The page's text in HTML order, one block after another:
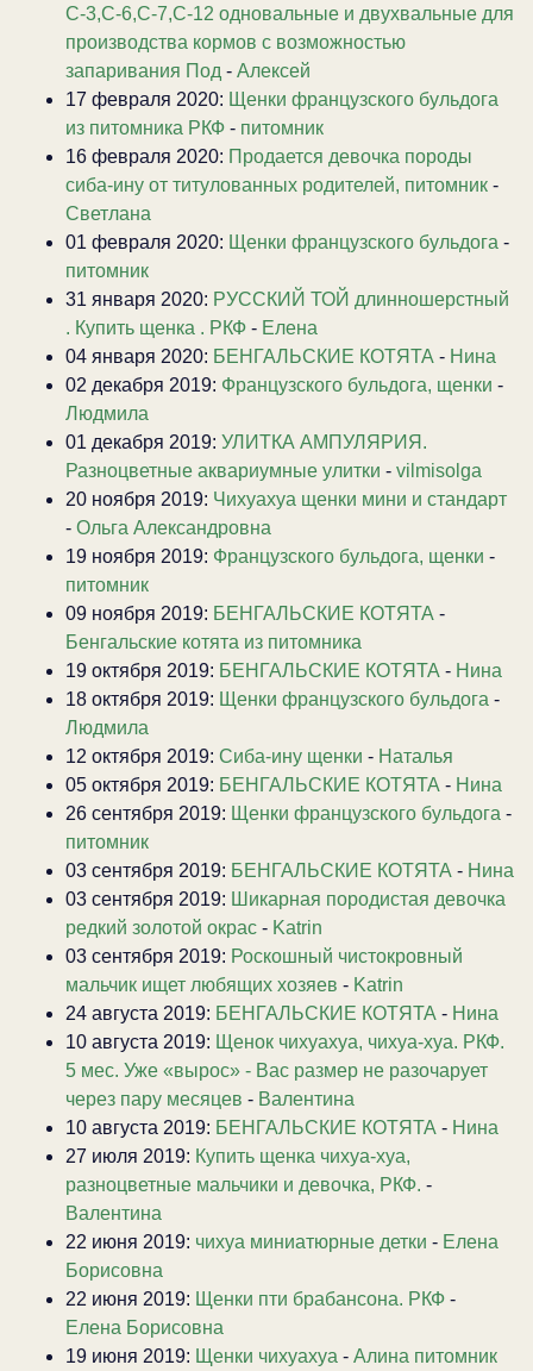
С-3,С-6,С-7,С-12 одновальные и двухвальные для
производства кормов с возможностью
запаривания Под - Алексей
17 февраля 2020: Щенки французского бульдога
из питомника РКФ - питомник
16 февраля 2020: Продается девочка породы
сиба-ину от титулованных родителей, питомник -
Светлана
01 февраля 2020: Щенки французского бульдога -
питомник
31 января 2020: РУССКИЙ ТОЙ длинношерстный
. Купить щенка . РКФ - Елена
04 января 2020: БЕНГАЛЬСКИЕ КОТЯТА - Нина
02 декабря 2019: Французского бульдога, щенки -
Людмила
01 декабря 2019: УЛИТКА АМПУЛЯРИЯ.
Разноцветные аквариумные улитки - vilmisolga
20 ноября 2019: Чихуахуа щенки мини и стандарт
- Ольга Александровна
19 ноября 2019: Французского бульдога, щенки -
питомник
09 ноября 2019: БЕНГАЛЬСКИЕ КОТЯТА -
Бенгальские котята из питомника
19 октября 2019: БЕНГАЛЬСКИЕ КОТЯТА - Нина
18 октября 2019: Щенки французского бульдога -
Людмила
12 октября 2019: Сиба-ину щенки - Наталья
05 октября 2019: БЕНГАЛЬСКИЕ КОТЯТА - Нина
26 сентября 2019: Щенки французского бульдога -
питомник
03 сентября 2019: БЕНГАЛЬСКИЕ КОТЯТА - Нина
03 сентября 2019: Шикарная породистая девочка
редкий золотой окрас - Katrin
03 сентября 2019: Роскошный чистокровный
мальчик ищет любящих хозяев - Katrin
24 августа 2019: БЕНГАЛЬСКИЕ КОТЯТА - Нина
10 августа 2019: Щенок чихуахуа, чихуа-хуа. РКФ.
5 мес. Уже «вырос» - Вас размер не разочарует
через пару месяцев - Валентина
10 августа 2019: БЕНГАЛЬСКИЕ КОТЯТА - Нина
27 июля 2019: Купить щенка чихуа-хуа,
разноцветные мальчики и девочка, РКФ. -
Валентина
22 июня 2019: чихуа миниатюрные детки - Елена
Борисовна
22 июня 2019: Щенки пти брабансона. РКФ -
Елена Борисовна
19 июня 2019: Щенки чихуахуа - Алина питомник